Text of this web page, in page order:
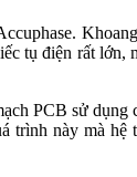
tụ điện rất lớn,
PCB sử
trình này mà